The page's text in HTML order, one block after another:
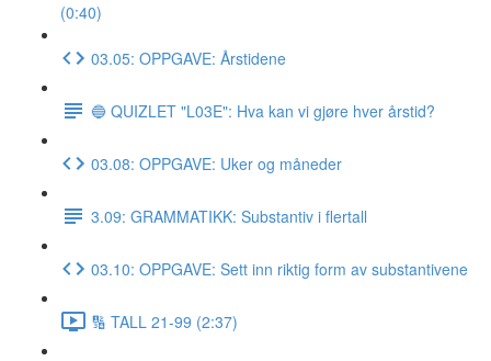
(0:40)
03.05: OPPGAVE: Årstidene
🔵 QUIZLET "L03E": Hva kan vi gjøre hver årstid?
03.08: OPPGAVE: Uker og måneder
3.09: GRAMMATIKK: Substantiv i flertall
03.10: OPPGAVE: Sett inn riktig form av substantivene
🔢 TALL 21-99 (2:37)